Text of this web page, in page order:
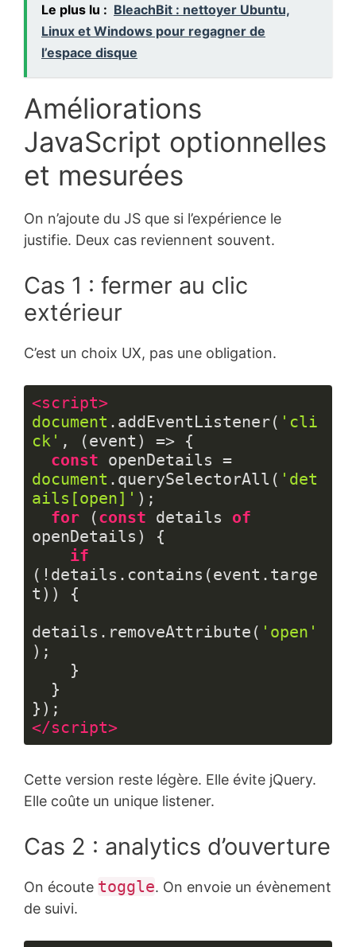
Le plus lu : BleachBit : nettoyer Ubuntu,
Linux et Windows pour regagner de
l’espace disque
Améliorations
JavaScript optionnelles
et mesurées
On n’ajoute du JS que si l’expérience le
justifie. Deux cas reviennent souvent.
Cas 1 : fermer au clic
extérieur
C’est un choix UX, pas une obligation.
<script>
document .addEventListener( 'cli
ck' , (event) => {
const
document .querySelectorAll( 'det
ails[open]' );
for (const details of
openDetails) {
if
(!details.contains(event.targe
t)) {
details.removeAttribute( 'open'
);
</script>
code :
HTML,
XML
Cette version reste légère. Elle évite jQuery.
Elle coûte un unique listener.
Cas 2 : analytics d’ouverture
On écoute toggle. On envoie un évènement
de suivi.